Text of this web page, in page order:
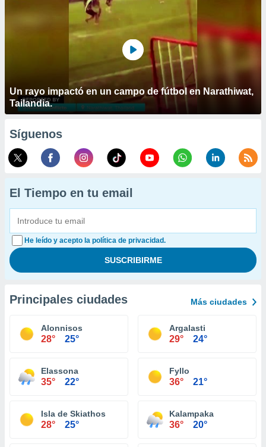
Un rayo impactó en un campo de fútbol en Narathiwat,
Tailandia.
Síguenos
El Tiempo en tu email
He leído y acepto la política de privacidad.
Principales ciudades Más ciudades
Alonnisos
28° 25°
Argalasti
29° 24°
Elassona
35° 22°
Fyllo
36° 21°
Isla de Skiathos
28° 25°
Kalampaka
36° 20°